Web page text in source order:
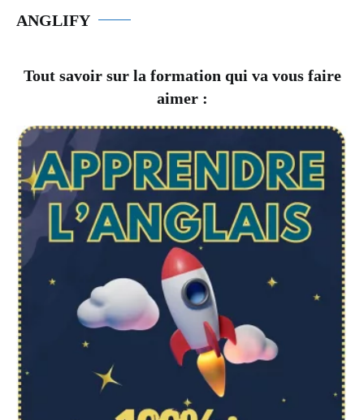
ANGLIFY
Tout savoir sur la formation qui va vous faire
aimer :